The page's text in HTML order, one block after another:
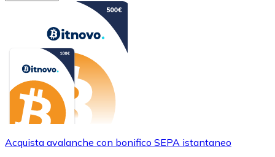
Acquista avalanche con bonifico SEPA istantaneo